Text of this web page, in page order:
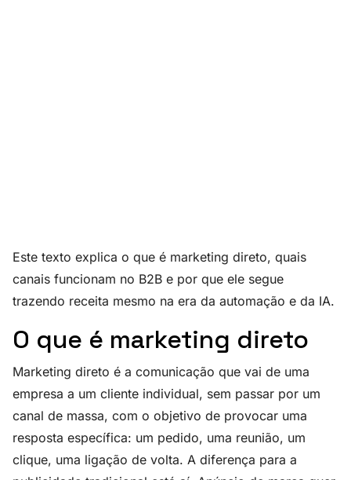
Este texto explica o que é marketing direto, quais
canais funcionam no B2B e por que ele segue
trazendo receita mesmo na era da automação e da IA.
O que é marketing direto
Marketing direto é a comunicação que vai de uma
empresa a um cliente individual, sem passar por um
canal de massa, com o objetivo de provocar uma
resposta específica: um pedido, uma reunião, um
clique, uma ligação de volta. A diferença para a